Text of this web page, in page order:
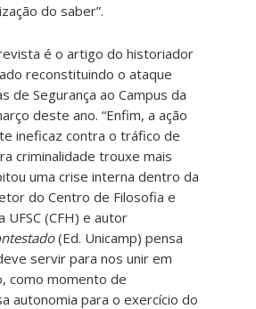
do saber”.
é o artigo do historiador
reconstituindo o ataque
de Segurança ao Campus da
deste ano. “Enfim, a ação
ineficaz contra o tráfico de
criminalidade trouxe mais
uma crise interna dentro da
do Centro de Filosofia e
UFSC (CFH) e autor
(Ed. Unicamp) pensa
servir para nos unir em
como momento de
autonomia para o exercício do